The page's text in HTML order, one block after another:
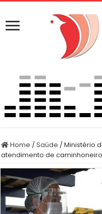
Home /Saúde /Ministério
atendimento de